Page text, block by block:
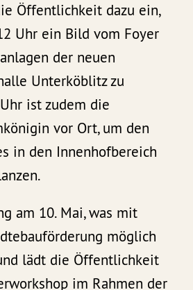
Öffentlichkeit dazu ein,
Uhr ein Bild vom Foyer
der neuen
Unterköblitz zu
ist zudem die
vor Ort, um den
in den Innenhofbereich
am 10. Mai, was mit
möglich
lädt die Öffentlichkeit
im Rahmen der